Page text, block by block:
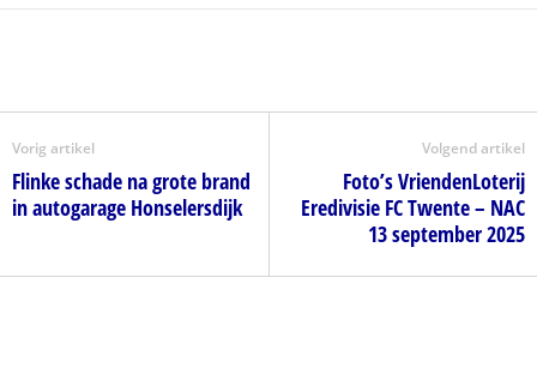
Vorig artikel
Flinke schade na grote brand
in autogarage Honselersdijk
Volgend artikel
Foto’s VriendenLoterij
Eredivisie FC Twente – NAC
13 september 2025